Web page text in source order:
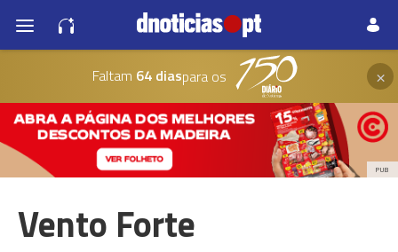
Faltam 64 diaspara os ×
PUB
Vento Forte